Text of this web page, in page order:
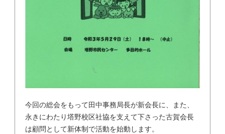
今回の総会をもって田中事務局長が新会長に、また、
永きにわたり塔野校区社協を支えて下さった古賀会長
は顧問として新体制で活動を始動します。